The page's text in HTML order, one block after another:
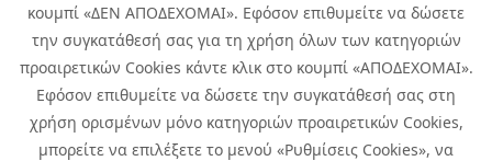
κουμπί «ΔΕΝ ΑΠΟΔΕΧΟΜΑΙ». Εφόσον επιθυμείτε να δώσετε
την συγκατάθεσή σας για τη χρήση όλων των κατηγοριών
προαιρετικών Cookies κάντε κλικ στο κουμπί «ΑΠΟΔΕΧΟΜΑΙ».
Εφόσον επιθυμείτε να δώσετε την συγκατάθεσή σας στη
χρήση ορισμένων μόνο κατηγοριών προαιρετικών Cookies,
μπορείτε να επιλέξετε το μενού «Ρυθμίσεις Cookies», να